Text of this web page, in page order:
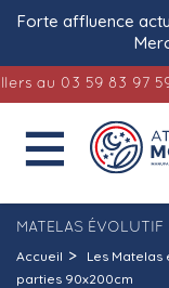
Forte affluence
03 59 83 97 59

MATELAS
Accueil Les
parties 90x200cm